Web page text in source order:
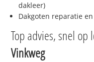
dakleer)
Dakgoten reparatie
Top advies, snel
Vinkweg